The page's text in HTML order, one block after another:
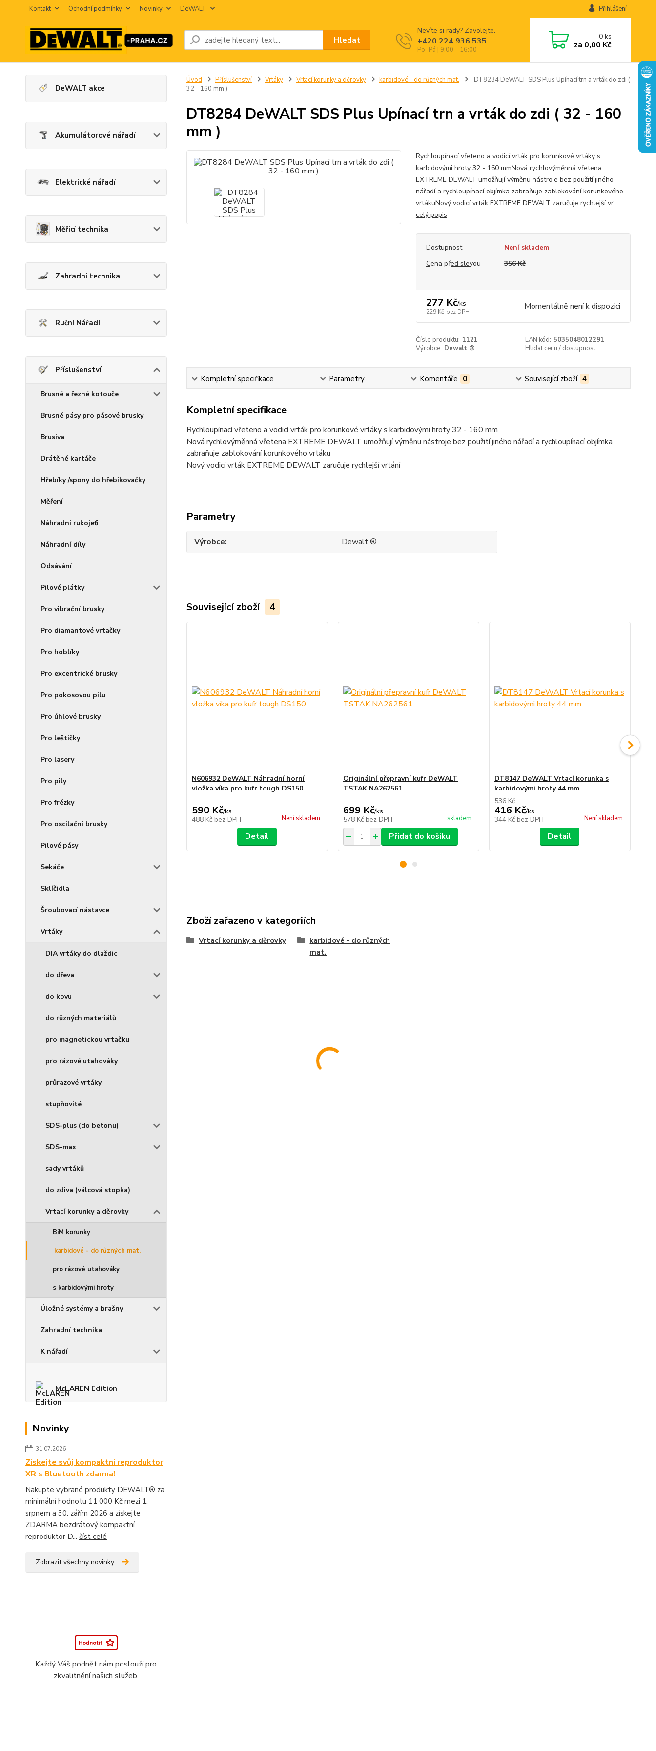
Kontakt Ochodní podmínky Novinky DeWALT Přihlášení
Hledat
Nevíte si rady? Zavolejte.
+420 224 936 535
Po–Pá | 9:00 – 16:00
0ks
za 0,00 Kč
DeWALT akce
Akumulátorové nářadí
Elektrické nářadí
Měřící technika
Zahradní technika
Ruční Nářadí
Příslušenství
Brusné a řezné kotouče
Brusné pásy pro pásové brusky
Brusiva
Drátěné kartáče
Hřebíky /spony do hřebíkovačky
Měření
Náhradní rukojeťi
Náhradní díly
Odsávání
Pilové plátky
Pro vibrační brusky
Pro diamantové vrtačky
Pro hoblíky
Pro excentrické brusky
Pro pokosovou pilu
Pro úhlové brusky
Pro leštičky
Pro lasery
Pro pily
Pro frézky
Pro oscilační brusky
Pilové pásy
Sekáče
Sklíčidla
Šroubovací nástavce
Vrtáky
DIA vrtáky do dlaždic
do dřeva
do kovu
do různých materiálů
pro magnetickou vrtačku
pro rázové utahováky
průrazové vrtáky
stupňovité
SDS-plus (do betonu)
SDS-max
sady vrtáků
do zdiva (válcová stopka)
Vrtací korunky a děrovky
BiM korunky
karbidové - do různých mat.
pro rázové utahováky
s karbidovými hroty
Úložné systémy a brašny
Zahradní technika
K nářadí
McLAREN Edition
Novinky
31.07.2026
Získejte svůj kompaktní reproduktor
XR s Bluetooth zdarma!
Nakupte vybrané produkty DEWALT® za
minimální hodnotu 11 000 Kč mezi 1.
srpnem a 30. zářím 2026 a získejte
ZDARMA bezdrátový kompaktní
reproduktor D... číst celé
Zobrazit všechny novinky
Každý Váš podnět nám poslouží pro
zkvalitnění našich služeb.
Úvod Příslušenství Vrtáky Vrtací korunky a děrovky karbidové - do různých mat.
DT8284 DeWALT SDS Plus Upínací trn a vrták do zdi (
32 - 160 mm )
DT8284 DeWALT SDS Plus Upínací trn a vrták do zdi ( 32 - 160
mm )
Rychloupínací vřeteno a vodicí vrták pro korunkové vrtáky s
karbidovými hroty 32 - 160 mmNová rychlovýměnná vřetena
EXTREME DEWALT umožňují výměnu nástroje bez použití jiného
nářadí a rychloupínací objímka zabraňuje zablokování korunkového
vrtákuNový vodicí vrták EXTREME DEWALT zaručuje rychlejší vr...
celý popis
Dostupnost
Není skladem
Cena před slevou
356 Kč
277 Kč/ks
229 Kč bez DPH Momentálně není k dispozici
Číslo produktu: 1121 EAN kód: 5035048012291
Výrobce: Dewalt ® Hlídat cenu / dostupnost
Kompletní specifikace Parametry Komentáře 0 Související zboží 4
Kompletní specifikace
Rychloupínací vřeteno a vodicí vrták pro korunkové vrtáky s karbidovými hroty 32 - 160 mm
Nová rychlovýměnná vřetena EXTREME DEWALT umožňují výměnu nástroje bez použití jiného nářadí a rychloupínací objímka
zabraňuje zablokování korunkového vrtáku
Nový vodicí vrták EXTREME DEWALT zaručuje rychlejší vrtání
Parametry
Výrobce Dewalt ®
Související zboží 4
N606932 DeWALT Náhradní horní
vložka víka pro kufr tough DS150
590 Kč/ks
488 Kč bez DPH Není skladem
Detail
Originální přepravní kufr DeWALT
TSTAK NA262561
699 Kč/ks
578 Kč bez DPH skladem
Přidat do košíku
DT8147 DeWALT Vrtací korunka s
karbidovými hroty 44 mm
536 Kč
416 Kč/ks
344 Kč bez DPH Není skladem
Detail
Zboží zařazeno v kategoriích
Vrtací korunky a děrovky
karbidové - do různých
mat.